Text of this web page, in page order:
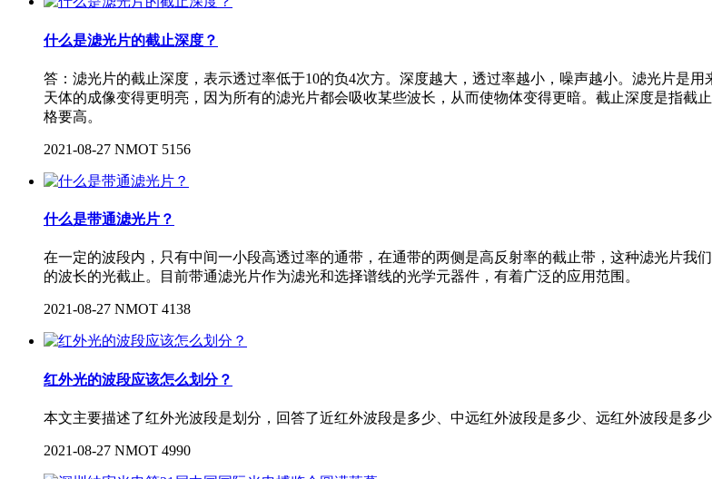
什么是滤光片的截止深度？
答：滤光片的截止深度，表示透过率低于10的负4次方。深度越大，透过率越小，噪声越小。滤光片是
天体的成像变得更明亮，因为所有的滤光片都会吸收某些波长，从而使物体变得更暗。截止深度是指截
格要高。
2021-08-27 NMOT 5156
什么是带通滤光片？
在一定的波段内，只有中间一小段高透过率的通带，在通带的两侧是高反射率的截止带，这种滤光片
的波长的光截止。目前带通滤光片作为滤光和选择谱线的光学元器件，有着广泛的应用范围。
2021-08-27 NMOT 4138
红外光的波段应该怎么划分？
本文主要描述了红外光波段是划分，回答了近红外波段是多少、中远红外波段是多少、远红外波段是多
2021-08-27 NMOT 4990